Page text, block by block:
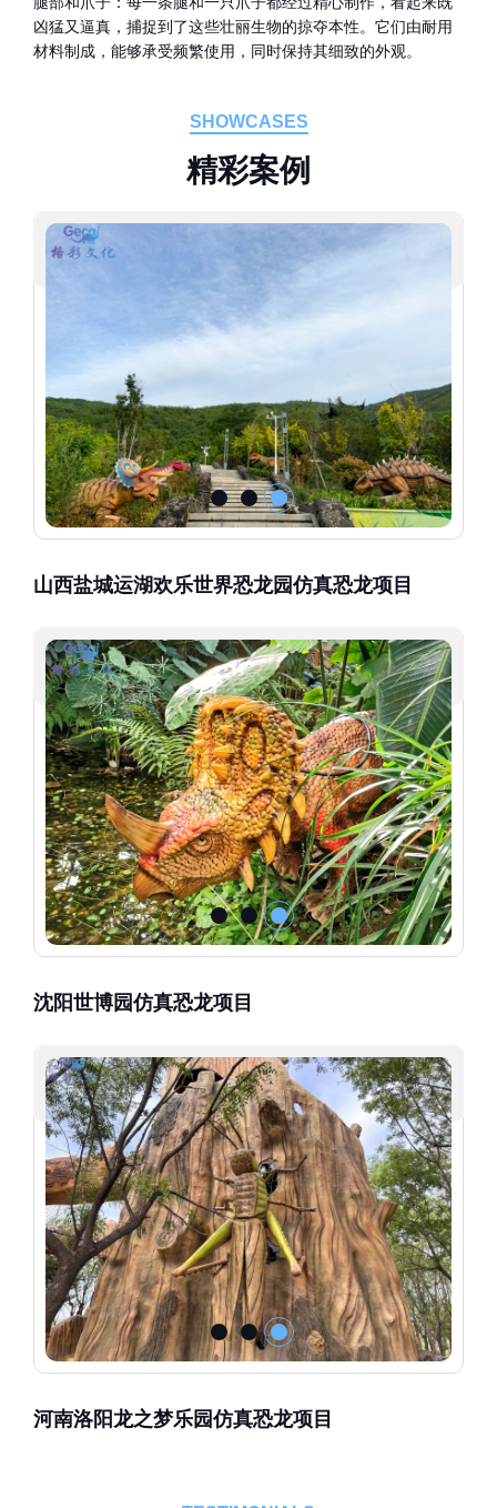
凶猛又逼真，捕捉到了这些壮丽生物的掠夺本性。它们由耐用
材料制成，能够承受频繁使用，同时保持其细致的外观。
SHOWCASES
精彩案例
山西盐城运湖欢乐世界恐龙园仿真恐龙项目
沈阳世博园仿真恐龙项目
河南洛阳龙之梦乐园仿真恐龙项目